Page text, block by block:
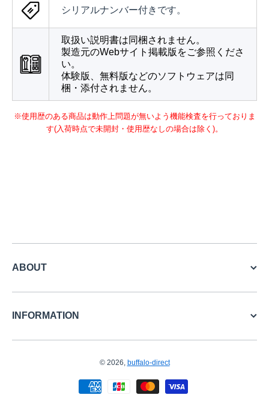
シリアルナンバー付きです。
取扱い説明書は同梱されません。
製造元のWebサイト掲載版をご参照くださ
い。
体験版、無料版などのソフトウェアは同
梱・添付されません。
※使用歴のある商品は動作上問題が無いよう機能検査を行っておりま
す(入荷時点で未開封・使用歴なしの場合は除く)。
ABOUT
INFORMATION
© 2026, buffalo-direct
お支払い方法